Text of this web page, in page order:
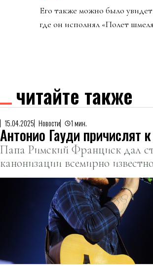
Его также можно было
где он исполнял «Полет
читайте также
15.04.2025 Новости 1 мин.
Антонио Гауди причислят
Папа Римский Франциск дал
канонизации всемирно